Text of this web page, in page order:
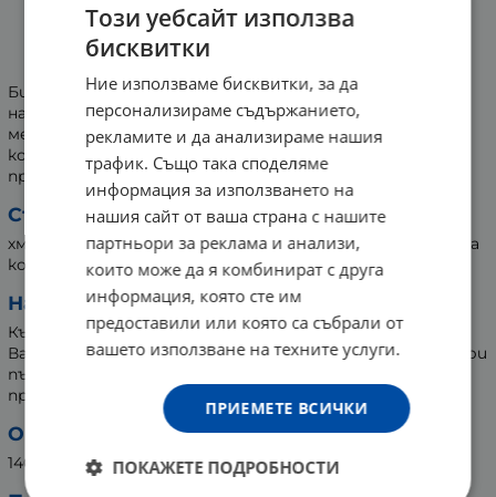
БИЛКОВИТА БИЛКОВА СМЕС ПРИ
БЕЗСЪНИЕ 140 г
Билковата смес при безсъние на Билковита, е
натурален продукт, съдържащ шест билки - хмел,
мента, розмарин, лавандула, маточина, валериана
корен. Една опаковка е достатъчна за 1 месец
препоръчителен прием.
Състав:
хмел, мента, розмарин, лавандула, маточина, валериана
корен.
Начин на употреба:
Към 500 мл вряща вода се добавят 2 с.л. от сместа.
Вари се 3-5 минути. Прецежда се и се пие по 1 чаша три
пъти дневно, на гладно. Според индивидуалните
предпочитания може да се подслади.
Опаковка:
140 грама
Този уебсайт използва
бисквитки
Ние използваме бисквитки, за да
персонализираме съдържанието,
рекламите и да анализираме нашия
трафик. Също така споделяме
информация за използването на
нашия сайт от ваша страна с нашите
партньори за реклама и анализи,
които може да я комбинират с друга
информация, която сте им
предоставили или която са събрали от
вашето използване на техните услуги.
ПРИЕМЕТЕ ВСИЧКИ
ПОКАЖЕТЕ ПОДРОБНОСТИ